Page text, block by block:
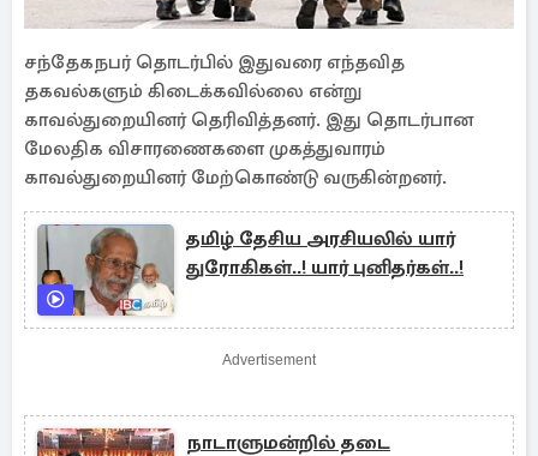
சந்தேகநபர் தொடர்பில் இதுவரை எந்தவித
தகவல்களும் கிடைக்கவில்லை என்று
காவல்துறையினர் தெரிவித்தனர். இது தொடர்பான
மேலதிக விசாரணைகளை முகத்துவாரம்
காவல்துறையினர் மேற்கொண்டு வருகின்றனர்.
தமிழ் தேசிய அரசியலில் யார்
துரோகிகள்..! யார் புனிதர்கள்..!
Advertisement
நாடாளுமன்றில் தடை